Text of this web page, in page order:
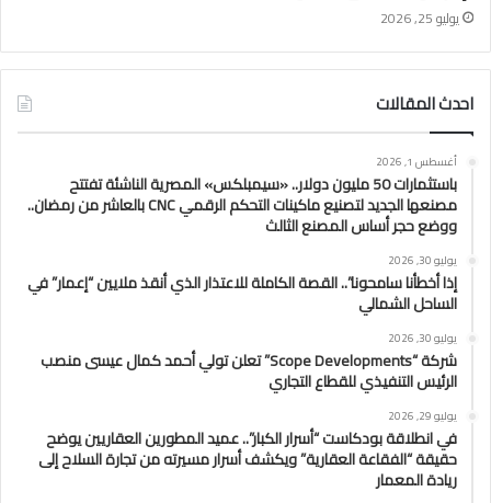
يوليو 25, 2026
احدث المقالات
أغسطس 1, 2026
باستثمارات 50 مليون دولار.. «سيمبلكس» المصرية الناشئة تفتتح
مصنعها الجديد لتصنيع ماكينات التحكم الرقمي CNC بالعاشر من رمضان..
ووضع حجر أساس المصنع الثالث
يوليو 30, 2026
إذا أخطأنا سامحونا”.. القصة الكاملة للاعتذار الذي أنقذ ملايين “إعمار” في
الساحل الشمالي
يوليو 30, 2026
شركة “Scope Developments” تعلن تولي أحمد كمال عيسى منصب
الرئيس التنفيذي للقطاع التجاري
يوليو 29, 2026
في انطلاقة بودكاست “أسرار الكبار”.. عميد المطورين العقاريين يوضح
حقيقة “الفقاعة العقارية” ويكشف أسرار مسيرته من تجارة السلاح إلى
ريادة المعمار